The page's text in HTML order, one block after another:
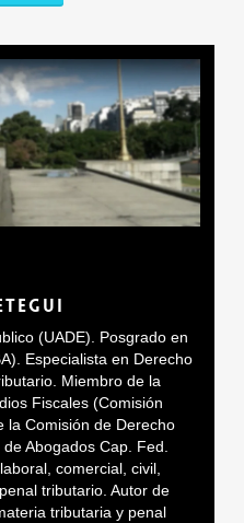
(UADE). Posgrado en
Especialista en Derecho
Miembro de la
Fiscales (Comisión
la Comisión de Derecho
Abogados Cap. Fed.
comercial, civil,
tributario. Autor de
tributaria y penal